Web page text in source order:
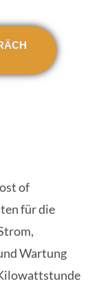
of
für die
Wartung